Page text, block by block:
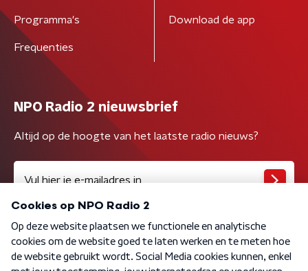
Programma's
Frequenties
Download de app
NPO Radio 2 nieuwsbrief
Altijd op de hoogte van het laatste radio nieuws?
Algemene voorwaarden